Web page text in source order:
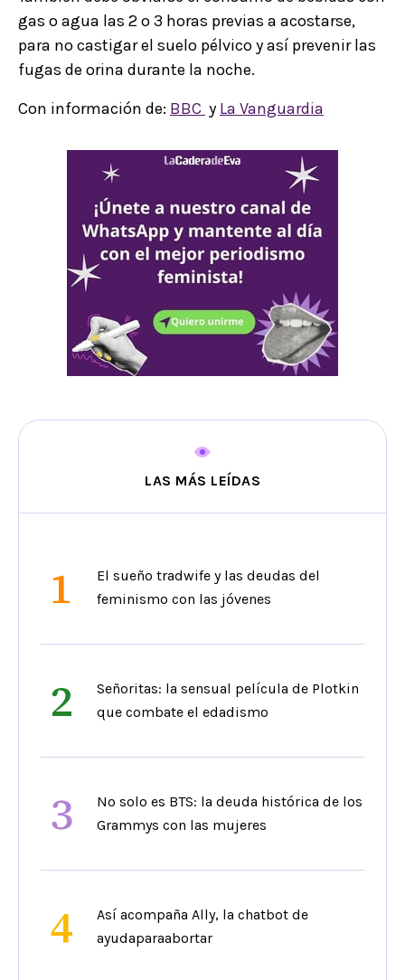
gas o agua las 2 o 3 horas previas a acostarse,
para no castigar el suelo pélvico y así prevenir las
fugas de orina durante la noche.
Con información de: BBC y La Vanguardia
LAS MÁS LEÍDAS
1
El sueño tradwife y las deudas del
feminismo con las jóvenes
2
Señoritas: la sensual película de Plotkin
que combate el edadismo
3
No solo es BTS: la deuda histórica de los
Grammys con las mujeres
4
Así acompaña Ally, la chatbot de
ayudaparaabortar